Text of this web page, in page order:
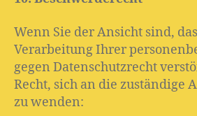
Wenn Sie der Ansicht sind,
Verarbeitung Ihrer
gegen Datenschutzrecht
Recht, sich an die zuständige
zu wenden: